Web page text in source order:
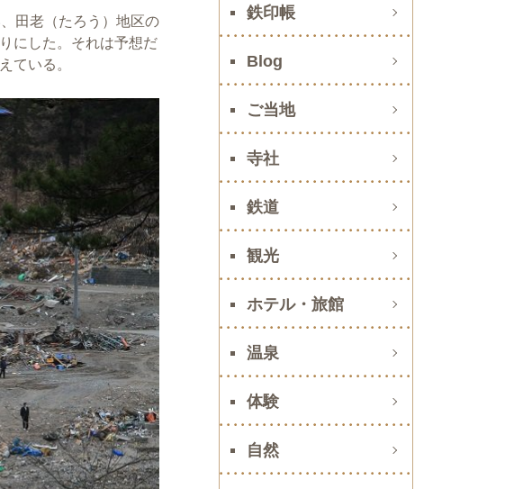
田老（たろう）地区の
にした。それは予想だ
ている。
鉄印帳
Blog
ご当地
寺社
鉄道
観光
ホテル・旅館
温泉
体験
自然